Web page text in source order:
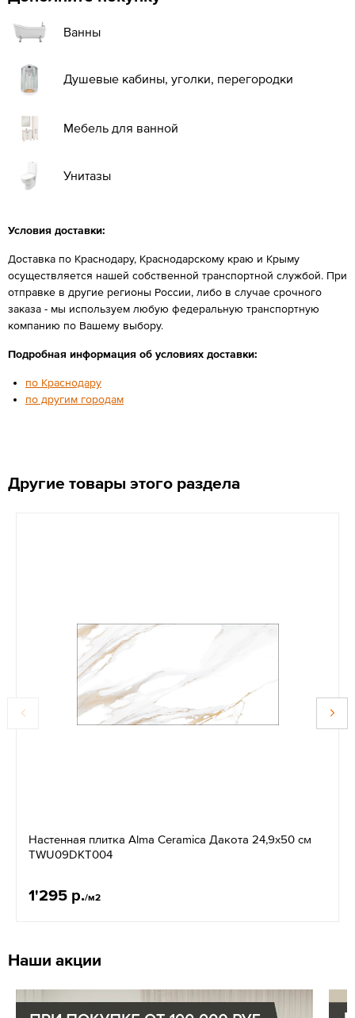
Ванны
Душевые кабины, уголки, перегородки
Мебель для ванной
Унитазы
Условия доставки:
Доставка по Краснодару, Краснодарскому краю и Крыму
осуществляется нашей собственной транспортной службой. При
отправке в другие регионы России, либо в случае срочного
заказа - мы используем любую федеральную транспортную
компанию по Вашему выбору.
Подробная информация об условиях доставки:
по Краснодару
по другим городам
Другие товары этого раздела
Настенная плитка Alma Ceramica Дакота 24,9x50 см
TWU09DKT004
1'295 р./м2
Наши акции